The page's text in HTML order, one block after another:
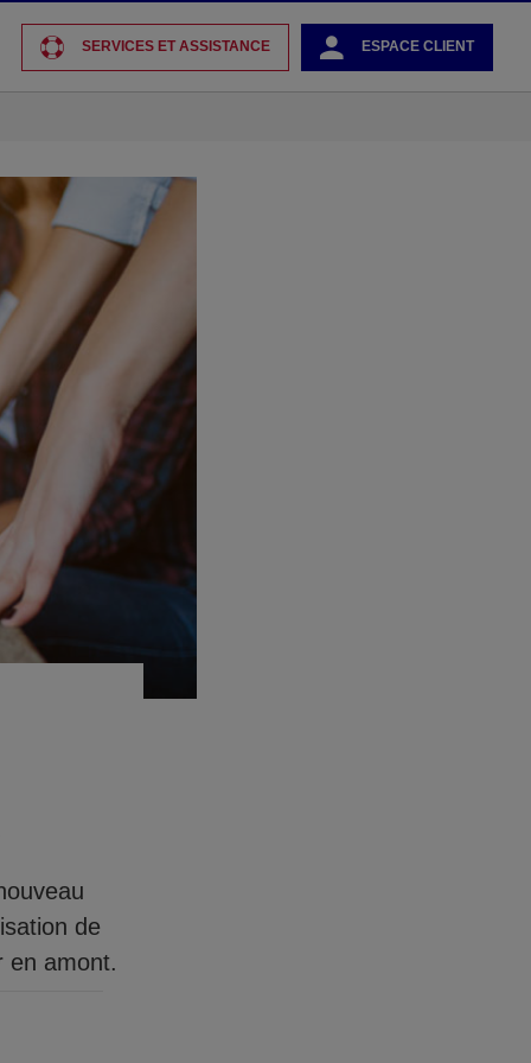
SERVICES ET ASSISTANCE ESPACE CLIENT
de
en amont.